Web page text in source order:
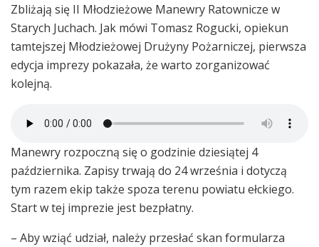
Zbliżają się II Młodzieżowe Manewry Ratownicze w
Starych Juchach. Jak mówi Tomasz Rogucki, opiekun
tamtejszej Młodzieżowej Drużyny Pożarniczej, pierwsza
edycja imprezy pokazała, że warto zorganizować
kolejną.
Manewry rozpoczną się o godzinie dziesiątej 4
października. Zapisy trwają do 24 września i dotyczą
tym razem ekip także spoza terenu powiatu ełckiego.
Start w tej imprezie jest bezpłatny.
– Aby wziąć udział, należy przesłać skan formularza